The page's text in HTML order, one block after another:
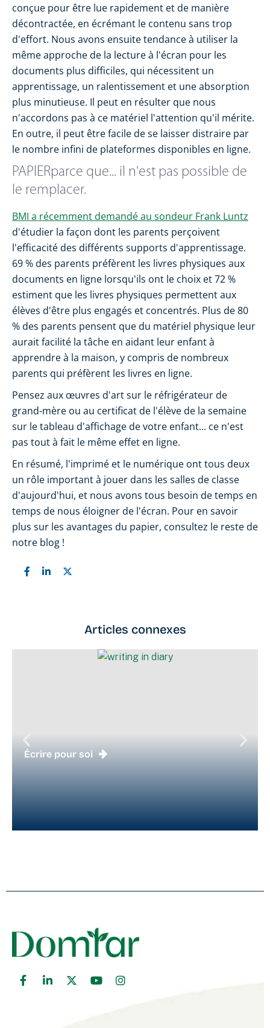
conçue pour être lue rapidement et de manière
décontractée, en écrémant le contenu sans trop
d'effort. Nous avons ensuite tendance à utiliser la
même approche de la lecture à l'écran pour les
documents plus difficiles, qui nécessitent un
apprentissage, un ralentissement et une absorption
plus minutieuse. Il peut en résulter que nous
n'accordons pas à ce matériel l'attention qu'il mérite.
En outre, il peut être facile de se laisser distraire par
le nombre infini de plateformes disponibles en ligne.
PAPIERparce que... il n'est pas possible de
le remplacer.
BMI a récemment demandé au sondeur Frank Luntz
d'étudier la façon dont les parents perçoivent
l'efficacité des différents supports d'apprentissage.
69 % des parents préfèrent les livres physiques aux
documents en ligne lorsqu'ils ont le choix et 72 %
estiment que les livres physiques permettent aux
élèves d'être plus engagés et concentrés. Plus de 80
% des parents pensent que du matériel physique leur
aurait facilité la tâche en aidant leur enfant à
apprendre à la maison, y compris de nombreux
parents qui préfèrent les livres en ligne.
Pensez aux œuvres d'art sur le réfrigérateur de
grand-mère ou au certificat de l'élève de la semaine
sur le tableau d'affichage de votre enfant... ce n'est
pas tout à fait le même effet en ligne.
En résumé, l'imprimé et le numérique ont tous deux
un rôle important à jouer dans les salles de classe
d'aujourd'hui, et nous avons tous besoin de temps en
temps de nous éloigner de l'écran. Pour en savoir
plus sur les avantages du papier, consultez le reste de
notre blog !
Articles connexes
Écrire pour soi